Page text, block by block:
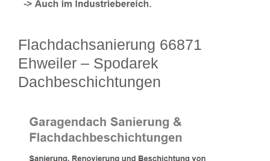
Flachdachsanierung 66871
Ehweiler – Spodarek
Dachbeschichtungen